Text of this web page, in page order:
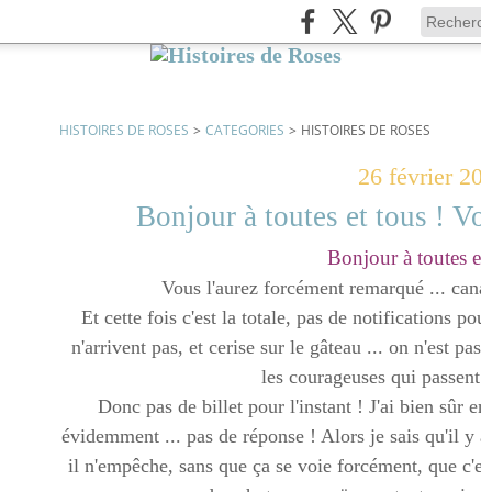
HISTOIRES DE ROSES > CATEGORIES > HISTOIRES DE ROSES
26 février
Bonjour à toutes et tous !
Bonjour à toutes
Vous l'aurez forcément remarqué ...
Et cette fois c'est la totale, pas de notifications
n'arrivent pas, et cerise sur le gâteau ... on n'est
les courageuses qui
Donc pas de billet pour l'instant ! J'ai bien sûr
évidemment ... pas de réponse ! Alors je sais qu'il y
il n'empêche, sans que ça se voie forcément, que